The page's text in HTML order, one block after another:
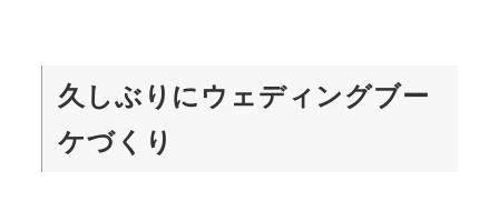
久しぶりにウェディングブー
ケづくり